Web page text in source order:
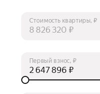
Стоимость квартиры, ₽
₽
Первый взнос, ₽
₽